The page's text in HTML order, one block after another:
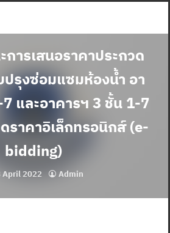
ารเสนอราคาประกวด
ปรุงซ่อมแซมห้องน้ำ อา
และอาคารฯ 3 ชั้น 1-7
ราคาอิเล็กทรอนิกส์ (e-
bidding)
April 2022 Admin